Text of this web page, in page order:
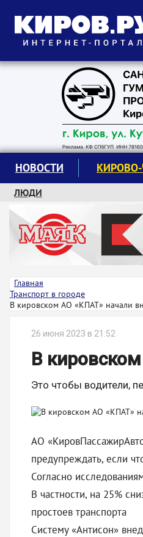
Следите за новостями:
НОВОСТИ
ЛЮДИ
КРУЖКИ И СЕКЦИИ
ЗАВОДУ "МАЯК" 85 ЛЕТ
ЭКОЛОГИЯ
Главная
Транспорт в городе
В кировском АО «КПАТ» начали
26 июня 2023 в 21:52
В
Это чтобы водители,
АО
предупреждать, если
Согласно
В частности, на 25%
простоев транспорта
Систему «Антисон»